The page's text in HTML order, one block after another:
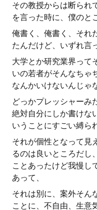
その教授からは断られ
を言った時に、僕のと
俺書く、俺書く、それ
たんだけど、いずれ言
大学とか研究業界って
いの若者がそんなちゃ
なんかいけないんじゃ
どっかプレッシャーみ
絶対自分にしか書けな
いうことにすごい縛ら
それが個性となって見
るのは良いところだし
ことあったけど我慢し
あって、
それは別に、案外そん
ことに、不自由、生意